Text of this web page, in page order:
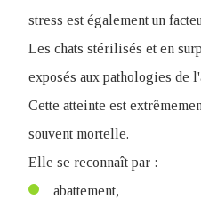
stress est également un
Les chats stérilisés et en
exposés aux pathologies de
Cette atteinte est
souvent mortelle.
Elle se reconnaît par :
abattement,